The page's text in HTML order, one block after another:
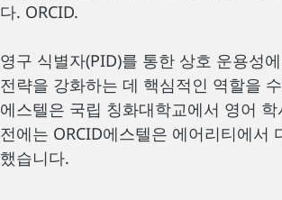
다. ORCID.
영구 식별자(PID)를 통한 상호 운용성
전략을 강화하는 데 핵심적인 역할을
에스텔은 국립 칭화대학교에서 영어
전에는 ORCID에스텔은 에어리티에서
했습니다.